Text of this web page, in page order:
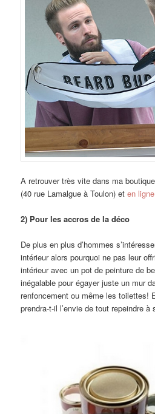
A retrouver très vite dans ma boutique
(40 rue Lamalgue à Toulon) eten
2) Pour les accros de la déco
De plus en plus d’hommes
intérieur alors pourquoi ne pas leur
intérieur avec un pot de peinture de
inégalable pour égayer juste un mur
renfoncement ou même les toilettes!
prendra-t-il l’envie de tout repeindre à